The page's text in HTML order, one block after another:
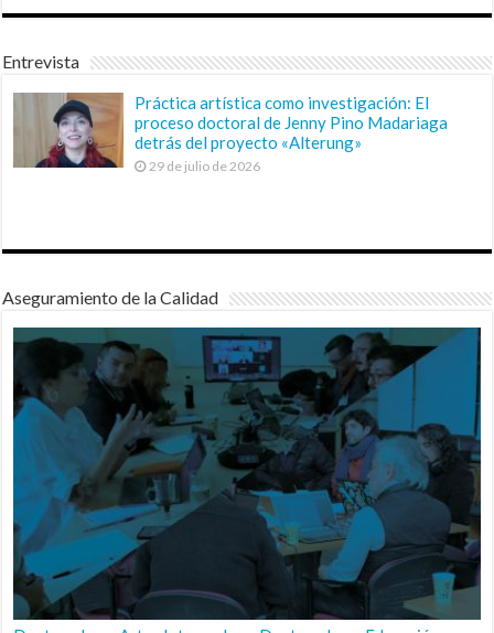
Entrevista
Práctica artística como investigación: El
proceso doctoral de Jenny Pino Madariaga
detrás del proyecto «Alterung»
29 de julio de 2026
Aseguramiento de la Calidad